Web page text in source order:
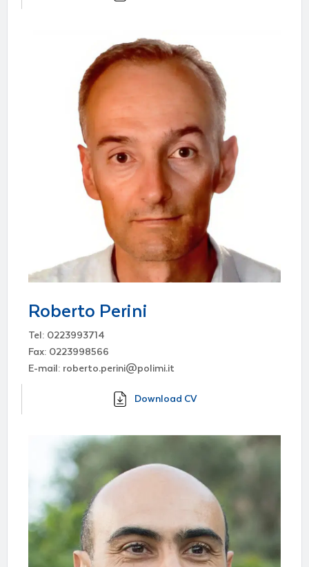
Roberto Perini
Tel: 0223993714
Fax: 0223998566
E-mail: roberto.perini@polimi.it
Download CV